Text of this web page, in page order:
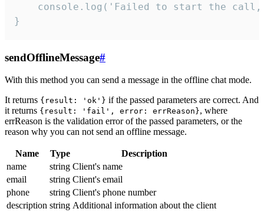
console.log('Failed to start the
}
sendOfflineMessage#
With this method you can send a message in the offline chat mode.
It returns {result: 'ok'} if the passed parameters are correct. And
it returns {result: 'fail', error: errReason}, where
errReason is the validation error of the passed parameters, or the
reason why you can not send an offline message.
Name Type
Description
name
string Client's name
email
string Client's email
phone
string Client's phone number
description string Additional information about the client